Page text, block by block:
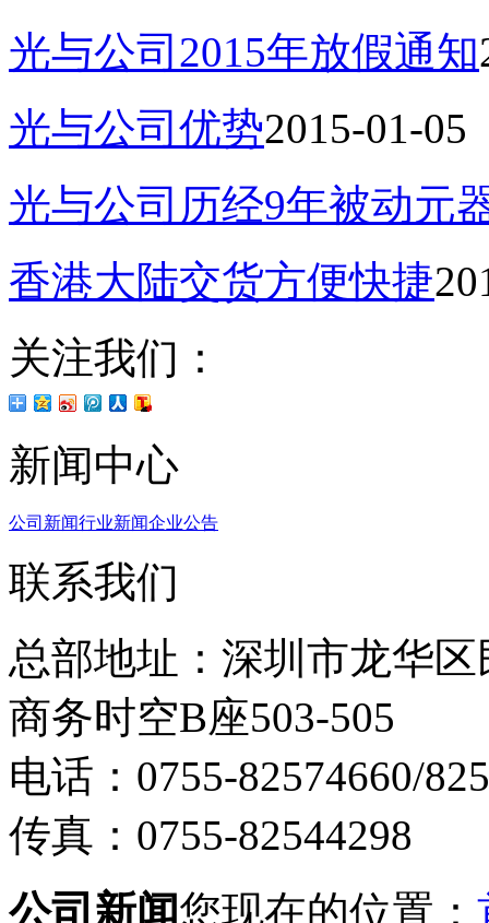
光与公司2015年放假通知
光与公司优势2015-01-05
光与公司历经9年被动元
香港大陆交货方便快捷
关注我们：
新闻中心
公司新闻行业新闻企业公告
联系我们
总部地址：深圳市龙华
商务时空B座503-505
电话：0755-82574660/
传真：0755-82544298
公司新闻您现在的位置：